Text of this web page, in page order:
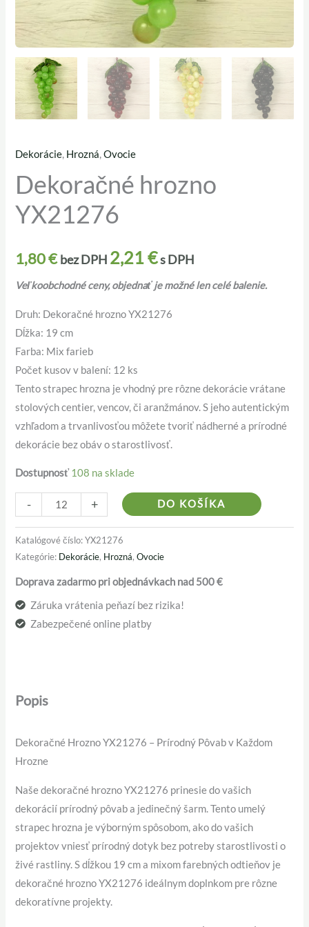
Dekorácie, Hrozná,Ovocie
Dekoračné hrozno
YX21276
1,80€ bez DPH 2,21€s DPH
Veľkoobchodné ceny, objednať je možné len celé balenie.
Druh: Dekoračné hrozno YX21276
Dĺžka: 19 cm
Farba: Mix farieb
Počet kusov v balení: 12 ks
Tento strapec hrozna je vhodný pre rôzne dekorácie vrátane
stolových centier, vencov, či aranžmánov. S jeho autentickým
vzhľadom a trvanlivosťou môžete tvoriť nádherné a prírodné
dekorácie bez obáv o starostlivosť.
Dostupnosť 108 na sklade
-
množstvo
Dekoračné
hrozno
YX21276
+ DO KOŠÍKA
Katalógové číslo:YX21276
Kategórie: Dekorácie, Hrozná,Ovocie
Doprava zadarmo pri objednávkach nad 500 €
Záruka vrátenia peňazí bez rizika!
Zabezpečené online platby
Popis
Dekoračné Hrozno YX21276 – Prírodný Pôvab v Každom
Hrozne
Naše dekoračné hrozno YX21276 prinesie do vašich
dekorácií prírodný pôvab a jedinečný šarm. Tento umelý
strapec hrozna je výborným spôsobom, ako do vašich
projektov vniesť prírodný dotyk bez potreby starostlivosti o
živé rastliny. S dĺžkou 19 cm a mixom farebných odtieňov je
dekoračné hrozno YX21276 ideálnym doplnkom pre rôzne
dekoratívne projekty.